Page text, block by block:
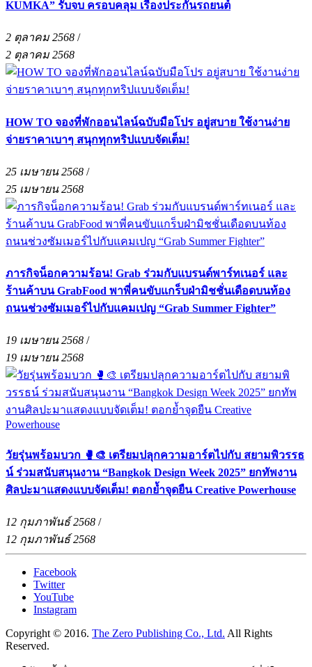
KUMKA” รับจบ ครอบคลุม เรื่องประกันรถยนต์
2 ตุลาคม 2568 /
2 ตุลาคม 2568
HOW TO จองที่พักออนไลน์ฉบับมือโปร อยู่สบาย ใช้งานง่าย
จ่ายราคาเบาๆ สนุกทุกทริปแบบจัดเต็ม!
25 เมษายน 2568 /
25 เมษายน 2568
ภารกิจน็อกความร้อน! Grab ร่วมกับแบรนด์พาร์ทเนอร์ และ
ร้านค้าบน GrabFood พาพี่คนขับแกร็บฝ่ามิชชั่นเดือดบนท้อง
ถนนช่วงซัมเมอร์ไปกับแคมเปญ “Grab Summer Fighter”
19 เมษายน 2568 /
19 เมษายน 2568
วัยรุ่นพร้อมบวก 🥊🎨 เตรียมปลุกความอาร์ตไปกับ สยามพิวรรธ
น์ ร่วมสนับสนุนงาน “Bangkok Design Week 2025” ยกทัพงาน
ศิลปะมาแสดงแบบจัดเต็ม! ตอกย้ำจุดยืน Creative Powerhouse
12 กุมภาพันธ์ 2568 /
12 กุมภาพันธ์ 2568
Facebook
Twitter
YouTube
Instagram
Copyright © 2016. The Zero Publishing Co., Ltd. All Rights
Reserved.